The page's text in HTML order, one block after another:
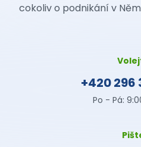
cokoliv o podnikání v
+420 296
Po - Pá: